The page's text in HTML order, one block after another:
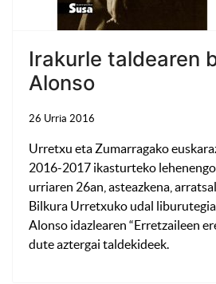
Irakurle taldearen
Alonso
26 Urria 2016
Urretxu eta Zumarragako
2016-2017 ikasturteko
urriaren 26an, asteazkena,
Bilkura Urretxuko udal
Alonso idazlearen “Erretzaileen
dute aztergai taldekideek.